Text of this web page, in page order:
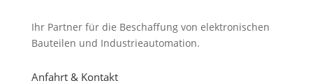
Ihr Partner für die Beschaffung von elektronischen
Bauteilen und Industrieautomation.
Anfahrt & Kontakt